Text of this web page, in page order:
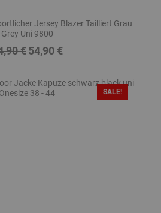
Jersey Blazer Tailliert Grau
Grey Uni 9800
€ Preis
54,90 €
SALE!